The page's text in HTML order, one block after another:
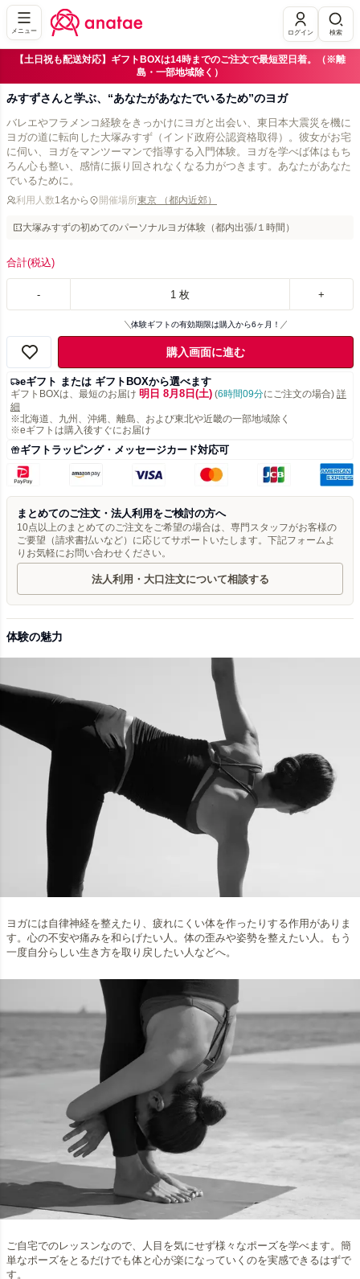
メニュー ログイン 検索
【土日祝も配送対応】ギフトBOXは14時までのご注文で最短翌日着。（※離
島・一部地域除く）
みすずさんと学ぶ、“あなたがあなたでいるため”のヨガ
バレエやフラメンコ経験をきっかけにヨガと出会い、東日本大震災を機に
ヨガの道に転向した大塚みすず（インド政府公認資格取得）。彼女がお宅
に伺い、ヨガをマンツーマンで指導する入門体験。ヨガを学べば体はもち
ろん心も整い、感情に振り回されなくなる力がつきます。あなたがあなた
でいるために。
利用人数1名から 開催場所東京 （都内近郊）
大塚みすずの初めてのパーソナルヨガ体験（都内出張/１時間）
合計(税込)
- 1 枚 +
体験ギフトの有効期限は購入から6ヶ月！
購入画面に進む
eギフト または ギフトBOXから選べます
ギフトBOXは、最短のお届け 明日 8月8日(土) (6時間09分にご注文の場合) 詳
細
※北海道、九州、沖縄、離島、および東北や近畿の一部地域除く
※eギフトは購入後すぐにお届け
ギフトラッピング・メッセージカード対応可
まとめてのご注文・法人利用をご検討の方へ
10点以上のまとめてのご注文をご希望の場合は、専門スタッフがお客様の
ご要望（請求書払いなど）に応じてサポートいたします。下記フォームよ
りお気軽にお問い合わせください。
法人利用・大口注文について相談する
体験の魅力
ヨガには自律神経を整えたり、疲れにくい体を作ったりする作用がありま
す。心の不安や痛みを和らげたい人。体の歪みや姿勢を整えたい人。もう
一度自分らしい生き方を取り戻したい人などへ。
ご自宅でのレッスンなので、人目を気にせず様々なポーズを学べます。簡
単なポーズをとるだけでも体と心が楽になっていくのを実感できるはずで
す。